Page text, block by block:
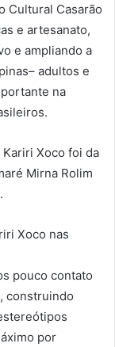
Cultural Casarão
e artesanato,
e ampliando a
adultos e
na
Xoco foi da
Mirna Rolim
Xoco nas
pouco contato
construindo
por